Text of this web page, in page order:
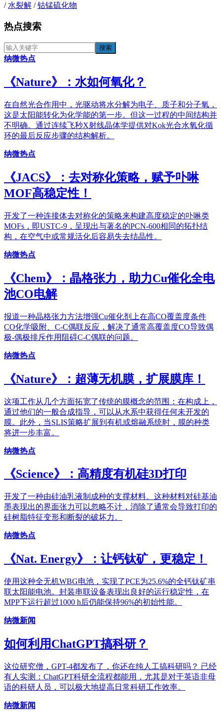
/ 水裂解 /钴锰硫化物
热点搜索
纳微热点
《​Nature》：水如何氧化？
在自然光合作用中，光驱动将水分解为电子、质子和分子氧，
这是太阳能转化为化学能的第一步。但这一过程的中间结构并
不明确。通过连续飞秒X射线晶体学提供对Kok光合水氧化循
环的最后反应步骤的结构解析。
纳微热点
《JACS》：去对称化策略，赋予卟啉
MOF高稳定性！
开发了一种连接体去对称化的策略来构建高度稳定的卟啉类
MOFs，即USTC-9，呈现出与著名的PCN-600相同的拓扑结
构，在空气中或常规活化后容易失去结晶性。
纳微热点
《Chem》：晶格张力，助力Cu催化全电
池CO电解
报道一种晶格张力方法增强Cu催化剂上在高CO覆盖度条件
CO化学吸附、C-C偶联反应，解决了通常高覆盖度CO导致偶
极-偶极排斥作用阻碍C-C偶联的问题。
纳微热点
《Nature》：超薄无机膜，扩展膜库！
这项工作从几个方面拓宽了传统的膜概念的范围：在构成上，
通过他们的一般合成指导，可以从水系中获得任何未开发的
膜。此外，当SLIS策略扩展到有机或熔融系统时，膜的种类
将进一步丰富。
纳微热点
《Science》：高精度有机硅3D打印
开发了一种由硅油乳液制成种的支撑材料。这种材料对硅基油
墨表现出的界面张力可以忽略不计，消除了通常会导致打印的
硅树脂特征变形和断裂的破坏力。
纳微热点
《Nat. Energy》：让钙钛矿，更稳定！
使用这种全无机WBG电池，实现了PCE为25.6%的全钙钛矿串
联太阳能电池。封装串联设备表现出良好的运行稳定性，在
MPP下运行超过1000 h后仍能保持96%的初始性能。
纳微新闻
如何利用ChatGPT搞科研？
这位研究僧，GPT-4都发布了，你还在纯人工搞科研吗？ 已经
有人实测：ChatGPT科研全流程都能用，尤其是对于英语非母
语的科研人员，可以极大地提高日常科研工作效率。
纳微新闻